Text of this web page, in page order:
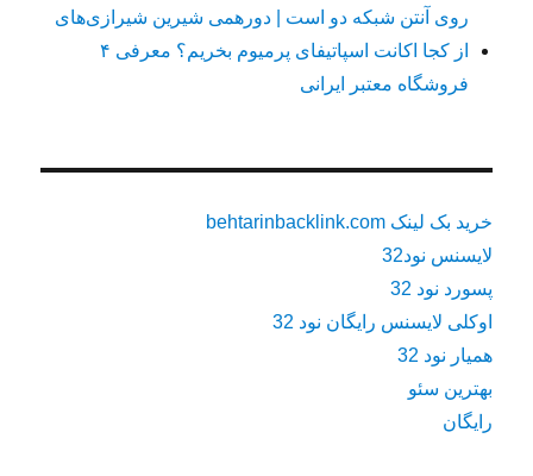
روی آنتن شبکه دو است | دورهمی شیرین شیرازی‌های
از کجا اکانت اسپاتیفای پرمیوم بخریم؟ معرفی ۴
فروشگاه معتبر ایرانی
خرید بک لینک behtarinbacklink.com
لایسنس نود32
پسورد نود 32
اوکلی لایسنس رایگان نود 32
همیار نود 32
بهترین سئو
رایگان